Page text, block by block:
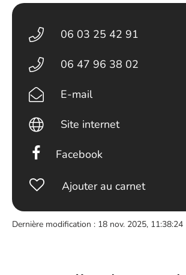
06 03 25 42 91
06 47 96 38 02
E-mail
Site internet
Facebook
Ajouter au carnet
Dernière modification : 18 nov. 2025, 11:38:24